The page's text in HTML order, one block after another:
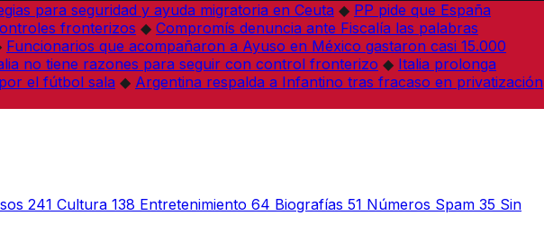
para seguridad y ayuda migratoria en Ceuta ◆ PP pide que España
fronterizos ◆ Compromís denuncia ante Fiscalía las palabras
Funcionarios que acompañaron a Ayuso en México gastaron casi 15.000
no tiene razones para seguir con control fronterizo ◆ Italia prolonga
el fútbol sala ◆ Argentina respalda a Infantino tras fracaso en privatización
241 Cultura 138 Entretenimiento 64 Biografías 51 Números Spam 35 Sin